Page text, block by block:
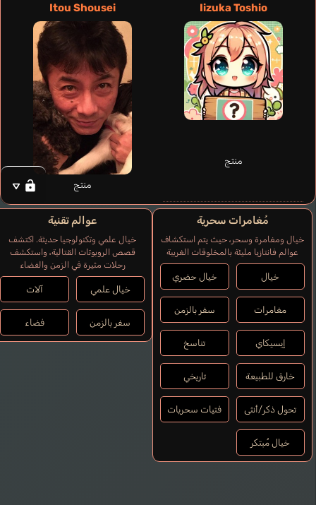
Iizuka Toshio
منتج
Itou Shousei
منتج
مُغامرات سحرية
خيال ومغامرة وسحر، حيث يتم استكشاف
عوالم فانتازيا مليئة بالمخلوقات الغريبة
خيال خيال حضري
مغامرات سفر بالزمن
إيسيكاي تناسخ
خارق للطبيعة تاريخي
تحول ذكر/أنثى فتيات سحريات
خيال مُبتكر
عوالم تقنية
خيال علمي وتكنولوجيا حديثة. اكتشف
قصص الروبوتات القتالية، واستكشف
رحلات مثيرة في الزمن والفضاء
خيال علمي آلات
سفر بالزمن فضاء